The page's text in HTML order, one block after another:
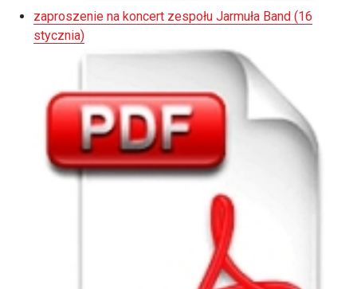
zaproszenie na koncert zespołu Jarmuła Band (16
stycznia)